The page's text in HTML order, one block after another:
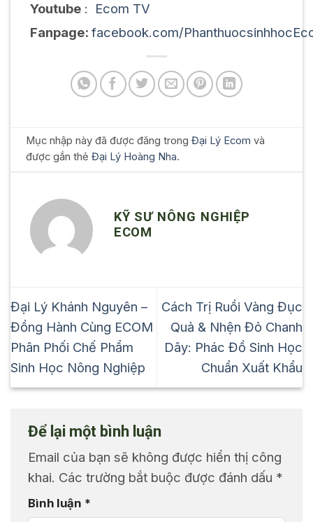
Youtube:
Ecom TV
Fanpage: facebook.com/
Mục nhập này đã được đăng trongĐại Lý Ecom và
được gắn thẻĐại Lý Hoàng Nha.
KỸ SƯ NÔNG NGHIỆP
ECOM
Đại Lý Khánh Nguyên –
Đồng Hành Cùng ECOM
Phân Phối Chế Phẩm
Sinh Học Nông Nghiệp
Cách Trị Ruồi Vàng Đục
Quả & Nhện Đỏ Chanh
Dây: Phác Đồ Sinh Học
Chuẩn Xuất Khẩu
Để lại một bình luận
Email của bạn sẽ không được hiển thị công
khai. Các trường bắt buộc được đánh dấu *
Bình luận *